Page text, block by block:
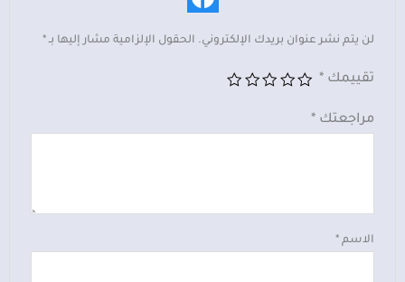
لن يتم نشر عنوان بريدك الإلكتروني. الحقول الإلزامية مشار إليها بـ*
تقييمك *
مراجعتك *
الاسم*